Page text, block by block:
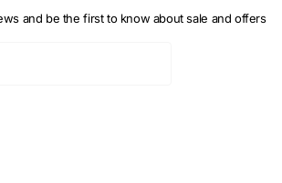
and be the first to know about sale and offers